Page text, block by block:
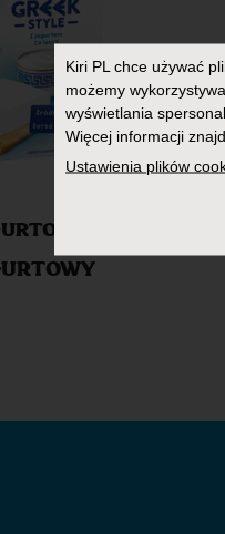
Kiri PL chce używać
możemy
wyświetlania
Więcej informacji
Ustawienia plików